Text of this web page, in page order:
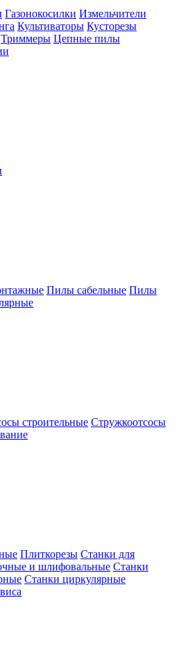
Газонокосилки Измельчители
Культиваторы Кусторезы
Триммеры Цепные пилы
Пилы сабельные Пилы
строительные Стружкоотсосы
Плиткорезы Станки для
и шлифовальные Станки
Станки циркулярные